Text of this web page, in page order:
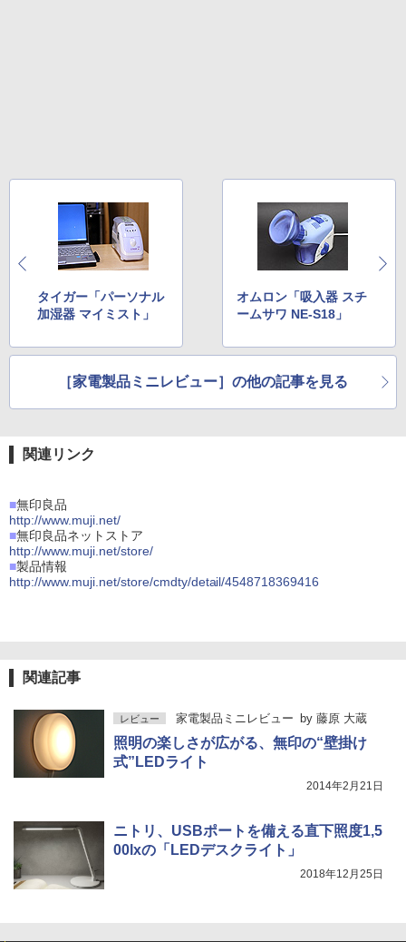
タイガー「パーソナル
加湿器 マイミスト」
オムロン「吸入器 スチ
ームサワ NE-S18」
［家電製品ミニレビュー］の他の記事を見る
関連リンク
■無印良品
http://www.muji.net/
■無印良品ネットストア
http://www.muji.net/store/
■製品情報
http://www.muji.net/store/cmdty/detail/4548718369416
関連記事
レビュー 家電製品ミニレビュー by 藤原 大蔵
照明の楽しさが広がる、無印の“壁掛け
式”LEDライト
2014年2月21日
ニトリ、USBポートを備える直下照度1,5
00lxの「LEDデスクライト」
2018年12月25日